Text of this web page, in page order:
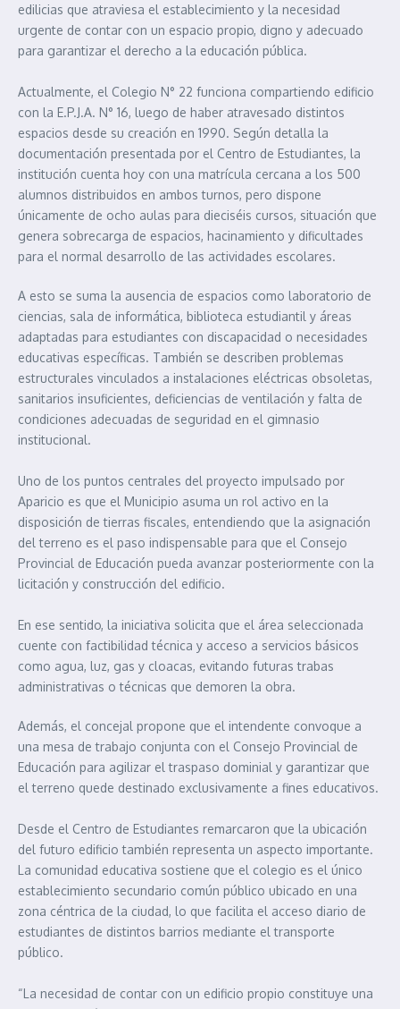
edilicias que atraviesa el establecimiento y la necesidad
urgente de contar con un espacio propio, digno y adecuado
para garantizar el derecho a la educación pública.
Actualmente, el Colegio N° 22 funciona compartiendo edificio
con la E.P.J.A. N° 16, luego de haber atravesado distintos
espacios desde su creación en 1990. Según detalla la
documentación presentada por el Centro de Estudiantes, la
institución cuenta hoy con una matrícula cercana a los 500
alumnos distribuidos en ambos turnos, pero dispone
únicamente de ocho aulas para dieciséis cursos, situación que
genera sobrecarga de espacios, hacinamiento y dificultades
para el normal desarrollo de las actividades escolares.
A esto se suma la ausencia de espacios como laboratorio de
ciencias, sala de informática, biblioteca estudiantil y áreas
adaptadas para estudiantes con discapacidad o necesidades
educativas específicas. También se describen problemas
estructurales vinculados a instalaciones eléctricas obsoletas,
sanitarios insuficientes, deficiencias de ventilación y falta de
condiciones adecuadas de seguridad en el gimnasio
institucional.
Uno de los puntos centrales del proyecto impulsado por
Aparicio es que el Municipio asuma un rol activo en la
disposición de tierras fiscales, entendiendo que la asignación
del terreno es el paso indispensable para que el Consejo
Provincial de Educación pueda avanzar posteriormente con la
licitación y construcción del edificio.
En ese sentido, la iniciativa solicita que el área seleccionada
cuente con factibilidad técnica y acceso a servicios básicos
como agua, luz, gas y cloacas, evitando futuras trabas
administrativas o técnicas que demoren la obra.
Además, el concejal propone que el intendente convoque a
una mesa de trabajo conjunta con el Consejo Provincial de
Educación para agilizar el traspaso dominial y garantizar que
el terreno quede destinado exclusivamente a fines educativos.
Desde el Centro de Estudiantes remarcaron que la ubicación
del futuro edificio también representa un aspecto importante.
La comunidad educativa sostiene que el colegio es el único
establecimiento secundario común público ubicado en una
zona céntrica de la ciudad, lo que facilita el acceso diario de
estudiantes de distintos barrios mediante el transporte
público.
“La necesidad de contar con un edificio propio constituye una